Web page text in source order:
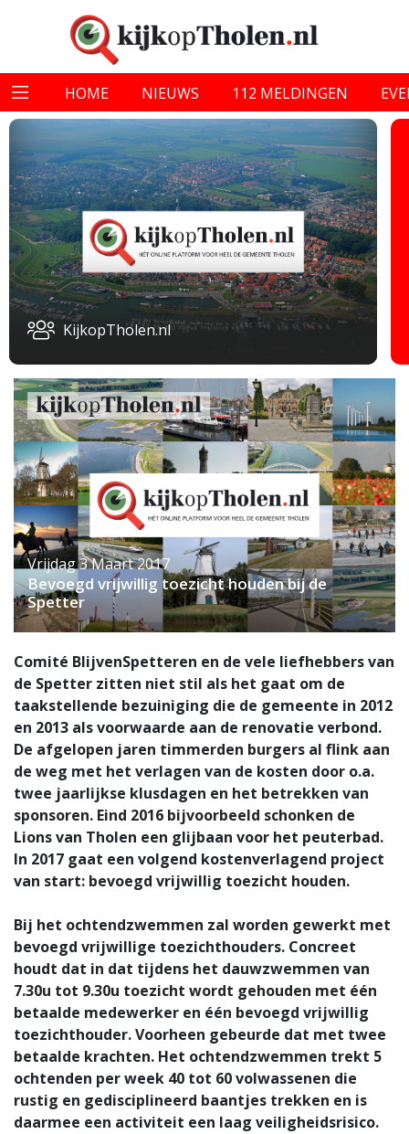
HOME NIEUWS 112 MELDINGEN
KijkopTholen.nl
Vrijdag 3 Maart 2017
Bevoegd vrijwillig toezicht houden bij de
Spetter
Comité BlijvenSpetteren en de vele liefhebbers van
de Spetter zitten niet stil als het gaat om de
taakstellende bezuiniging die de gemeente in 2012
en 2013 als voorwaarde aan de renovatie verbond.
De afgelopen jaren timmerden burgers al flink aan
de weg met het verlagen van de kosten door o.a.
twee jaarlijkse klusdagen en het betrekken van
sponsoren. Eind 2016 bijvoorbeeld schonken de
Lions van Tholen een glijbaan voor het peuterbad.
In 2017 gaat een volgend kostenverlagend project
van start: bevoegd vrijwillig toezicht houden.
Bij het ochtendzwemmen zal worden gewerkt met
bevoegd vrijwillige toezichthouders. Concreet
houdt dat in dat tijdens het dauwzwemmen van
7.30u tot 9.30u toezicht wordt gehouden met één
betaalde medewerker en één bevoegd vrijwillig
toezichthouder. Voorheen gebeurde dat met twee
betaalde krachten. Het ochtendzwemmen trekt 5
ochtenden per week 40 tot 60 volwassenen die
rustig en gedisciplineerd baantjes trekken en is
daarmee een activiteit een laag veiligheidsrisico.